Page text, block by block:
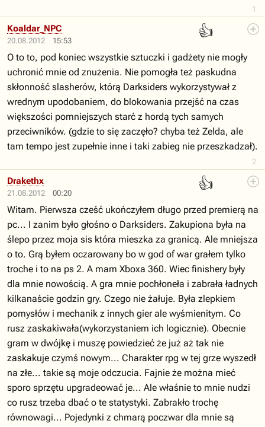
1
20.08.2012 15:53
👍
2
Koaldar_NPC
O to to, pod koniec wszystkie sztuczki i gadżety nie mogły
uchronić mnie od znużenia. Nie pomogła też paskudna
skłonność slasherów, którą Darksiders wykorzystywał z
wrednym upodobaniem, do blokowania przejść na czas
większości pomniejszych starć z hordą tych samych
przeciwników. (gdzie to się zaczęło? chyba też Zelda, ale
tam tempo jest zupełnie inne i taki zabieg nie przeszkadzał).
21.08.2012 00:20
👍
Drakethx
Witam. Pierwsza cześć ukończyłem długo przed premierą na
pc... I zanim było głośno o Darksiders. Zakupiona była na
ślepo przez moja sis która mieszka za granicą. Ale mniejsza
o to. Grą byłem oczarowany bo w god of war grałem tylko
troche i to na ps 2. A mam Xboxa 360. Wiec finishery były
dla mnie nowością. A gra mnie pochłoneła i zabrała ładnych
kilkanaście godzin gry. Czego nie żałuje. Była zlepkiem
pomysłów i mechanik z innych gier ale wyśmienitym. Co
rusz zaskakiwała(wykorzystaniem ich logicznie). Obecnie
gram w dwójkę i muszę powiedzieć że już aż tak nie
zaskakuje czymś nowym... Charakter rpg w tej grze wyszedł
na złe... takie są moje odczucia. Fajnie że można mieć
sporo sprzętu upgradeować je... Ale właśnie to mnie nudzi
co rusz trzeba dbać o te statystyki. Zabrakło trochę
równowagi... Pojedynki z chmarą poczwar dla mnie są